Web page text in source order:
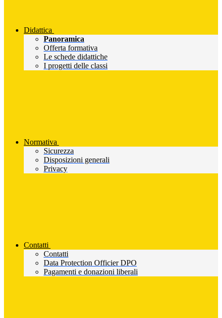
Didattica
Panoramica
Offerta formativa
Le schede didattiche
I progetti delle classi
Normativa
Sicurezza
Disposizioni generali
Privacy
Contatti
Contatti
Data Protection Officier DPO
Pagamenti e donazioni liberali